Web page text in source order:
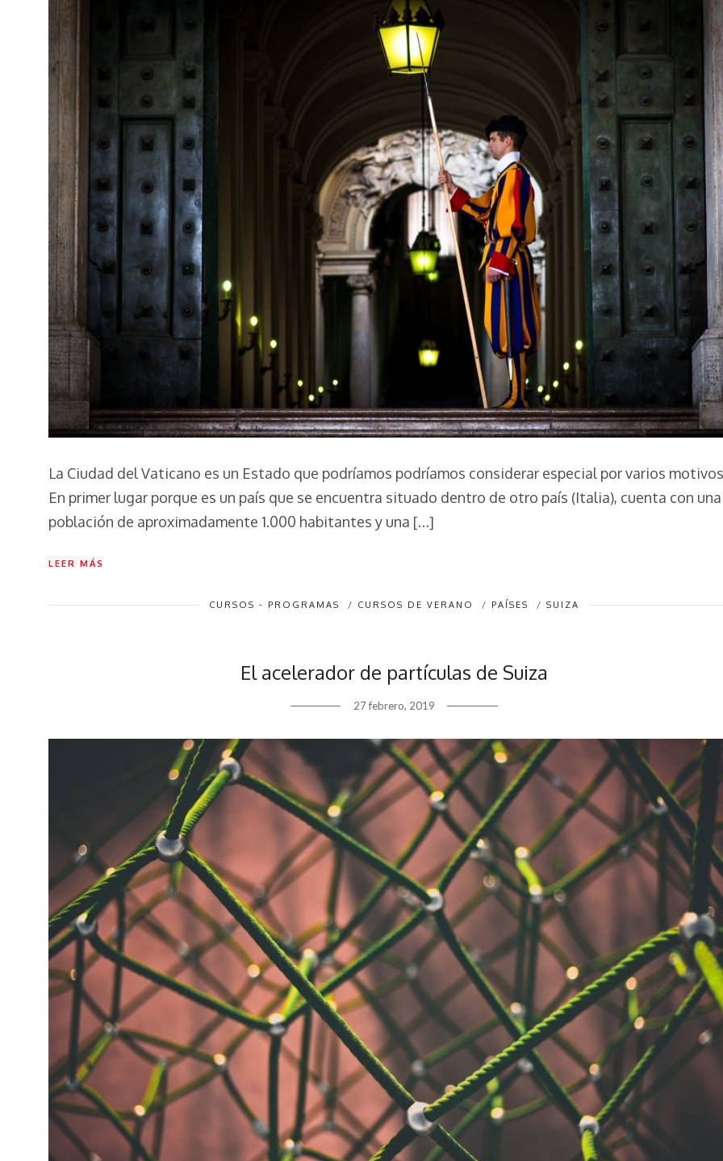
La Ciudad del Vaticano es un Estado que podríamos podríamos considerar especial por varios
En primer lugar porque es un país que se encuentra situado dentro de otro país (Italia), cuenta con una
población de aproximadamente 1.000 habitantes y una […]
LEER MÁS
CURSOS - PROGRAMAS / CURSOS DE VERANO / PAÍSES / SUIZA
El acelerador de partículas de Suiza
27 febrero, 2019